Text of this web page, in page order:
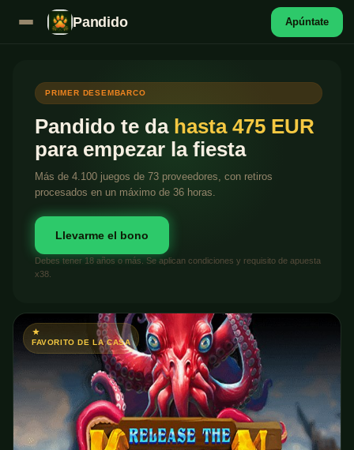
Pandido Apúntate
PRIMER DESEMBARCO
Pandido te da hasta 475 EUR
para empezar la fiesta
Más de 4.100 juegos de 73 proveedores, con retiros
procesados en un máximo de 36 horas.
Llevarme el bono
Debes tener 18 años o más. Se aplican condiciones y requisito de apuesta
x38.
FAVORITO DE LA CASA